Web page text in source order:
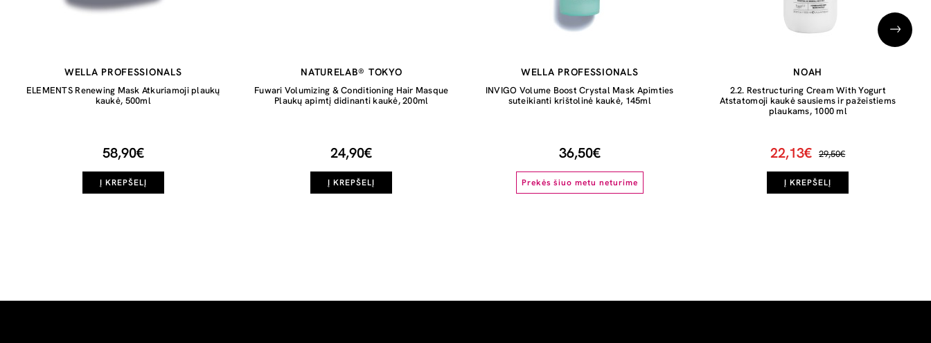
WELLA PROFESSIONALS
ELEMENTS Renewing Mask Atkuriamoji plaukų
kaukė, 500ml
58,90€
Į KREPŠELĮ
NATURELAB® TOKYO
Fuwari Volumizing & Conditioning Hair Masque
Plaukų apimtį didinanti kaukė, 200ml
24,90€
Į KREPŠELĮ
WELLA PROFESSIONALS
INVIGO Volume Boost Crystal Mask Apimties
suteikianti krištolinė kaukė, 145ml
36,50€
Prekės šiuo metu neturime
NOAH
2.2. Restructuring Cream With Yogurt
Atstatomoji kaukė sausiems ir pažeistiems
plaukams, 1000 ml
22,13€ 29,50€
Į KREPŠELĮ